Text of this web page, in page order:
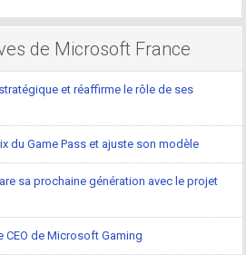
de Microsoft France
et réaffirme le rôle de ses
du Game Pass et ajuste son modèle
sa prochaine génération avec le projet
CEO de Microsoft Gaming